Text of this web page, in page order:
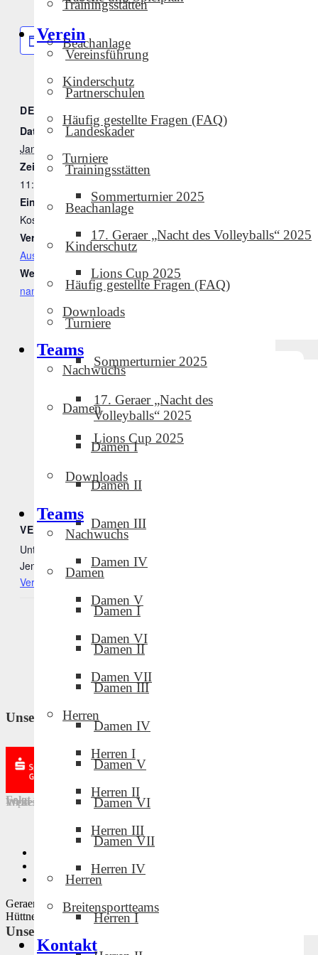
Trainingsstätten
Beachanlage
Kinderschutz
Häufig gestellte Fragen (FAQ)
Turniere
Sommerturnier 2025
17. Geraer „Nacht des Volleyballs“ 2025
Lions Cup 2025
Downloads
Teams
Nachwuchs
Damen
Damen I
Damen II
Damen III
Damen IV
Damen V
Damen VI
Damen VII
Herren
Herren I
Herren II
Herren III
Herren IV
Breitensportteams
Kontakt
Verein
Vereinsführung
Partnerschulen
Landeskader
Trainingsstätten
Beachanlage
Kinderschutz
Häufig gestellte Fragen (FAQ)
Turniere
Sommerturnier 2025
17. Geraer „Nacht des
Volleyballs“ 2025
Lions Cup 2025
Downloads
Teams
Nachwuchs
Damen
Damen I
Damen II
Damen III
Damen IV
Damen V
Damen VI
Damen VII
Herren
Herren I
Zum Kalender hinzufügen
DETAILS
Datum:
Januar 17
Zeit:
11:00 - 15:00
Eintritt:
Kostenlos
Veranstaltungskategorie:
Auswärtsspiel
Website:
nan
Gastgeber
VERANSTALTUNGSORT
Unterwellenborn
Jena
07745 DE Google Karte anzeigen
Veranstaltungsort-Website anzeigen
Unsere Partner und Sponsoren
Folgt uns in den sozialen Medien!
Weitere Links
Impressum Downloads·Intern
Historie der Privatsphäre-Einstellungen
Einwilligungen widerrufen
Geraer Volleyballclub · Design by Mike Tischmacher und Norman
Hüttner · © 2022
Unsere Partner und Sponsoren